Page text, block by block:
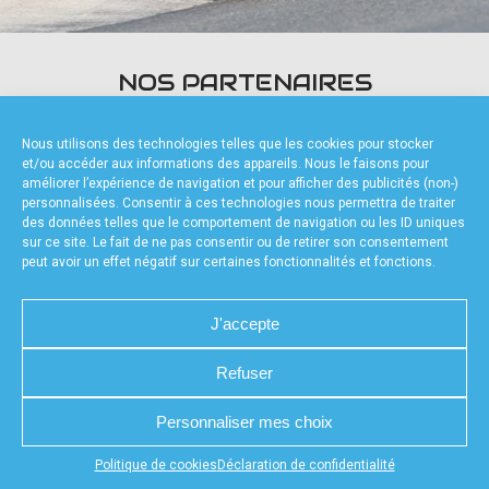
Nous utilisons des technologies telles que les cookies pour stocker
et/ou accéder aux informations des appareils. Nous le faisons pour
améliorer l’expérience de navigation et pour afficher des publicités (non-)
personnalisées. Consentir à ces technologies nous permettra de traiter
des données telles que le comportement de navigation ou les ID uniques
sur ce site. Le fait de ne pas consentir ou de retirer son consentement
peut avoir un effet négatif sur certaines fonctionnalités et fonctions.
J'accepte
Refuser
Personnaliser mes choix
Politique de cookies Déclaration de confidentialité
Appuyez sur le bouton partager en bas de votre
accéder à la billetterie
NOS PARTENAIRES
FOURNISSEURS TECHNIQUES
CHARTE DE CONFIDENTIALITÉ
MENTIONS LÉGALES
RÉALISÉ PAR L’AGENCE WEB A3WEB
POLITIQUE DE COOKIES (UE)
DÉCLARATION DE CONFIDENTIALITÉ (UE)